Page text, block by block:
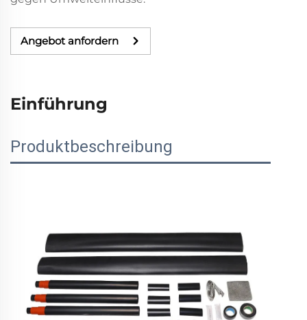
Angebot anfordern
Einführung
Produktbeschreibung